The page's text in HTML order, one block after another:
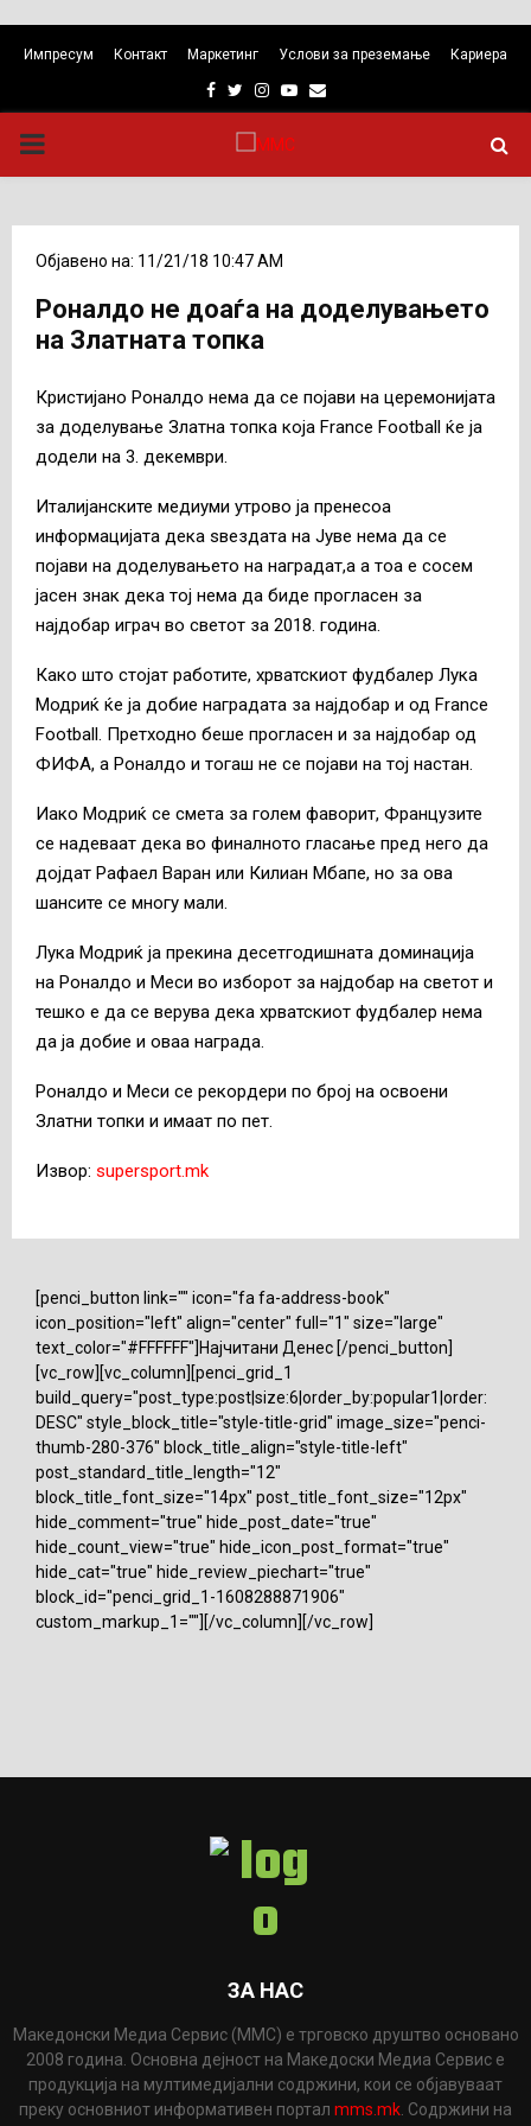
Импресум Контакт Маркетинг Услови за преземање Кариера
Facebook
TwitterInstagram
Youtube
Email
PRIMARY
Објавено на: 11/21/18 10:47 AM
Роналдо не доаѓа на доделувањето
на Златната топка
Кристијано Роналдо нема да се појави на церемонијата
за доделување Златна топка која France Football ќе ја
додели на 3. декември.
Италијанските медиуми утрово ја пренесоа
информацијата дека ѕвездата на Јуве нема да се
појави на доделувањето на наградат,а а тоа е сосем
јасен знак дека тој нема да биде прогласен за
најдобар играч во светот за 2018. година.
Како што стојат работите, хрватскиот фудбалер Лука
Модриќ ќе ја добие наградата за најдобар и од France
Football. Претходно беше прогласен и за најдобар од
ФИФА, а Роналдо и тогаш не се појави на тој настан.
Иако Модриќ се смета за голем фаворит, Французите
се надеваат дека во финалното гласање пред него да
дојдат Рафаел Варан или Килиан Мбапе, но за ова
шансите се многу мали.
Лука Модриќ ја прекина десетгодишната доминација
на Роналдо и Меси во изборот за најдобар на светот и
тешко е да се верува дека хрватскиот фудбалер нема
да ја добие и оваа награда.
Роналдо и Меси се рекордери по број на освоени
Златни топки и имаат по пет.
Извор: supersport.mk
[penci_button link="" icon="fa fa-address-book"
icon_position="left" align="center" full="1" size="large"
text_color="#FFFFFF"]Најчитани Денес [/penci_button]
[vc_row][vc_column][penci_grid_1
build_query="post_type:post|size:6|order_by:popular1|order:
DESC" style_block_title="style-title-grid" image_size="penci-
thumb-280-376" block_title_align="style-title-left"
post_standard_title_length="12"
block_title_font_size="14px" post_title_font_size="12px"
hide_comment="true" hide_post_date="true"
hide_count_view="true" hide_icon_post_format="true"
hide_cat="true" hide_review_piechart="true"
block_id="penci_grid_1-1608288871906"
custom_markup_1=""][/vc_column][/vc_row]
ЗА НАС
Македонски Медиа Сервис (ММС) е трговско друштво основано
2008 година. Основна дејност на Македоски Медиа Сервис е
продукција на мултимедијални содржини, кои се објавуваат
преку основниот информативен портал mms.mk . Содржини на